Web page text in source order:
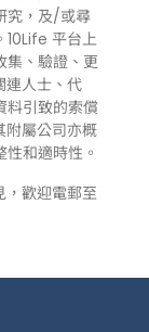
究，及/或尋
10Life 平台上
集、驗證、更
連人士、代
料引致的索償
附屬公司亦概
和適時性。
，歡迎電郵至